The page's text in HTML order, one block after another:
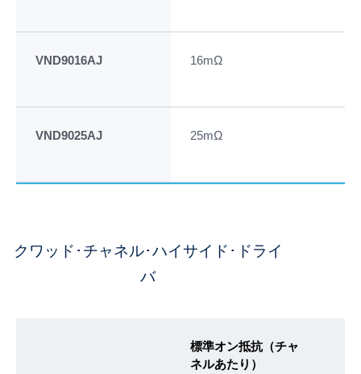
VND9016AJ 16mΩ
VND9025AJ 25mΩ
クワッド･チャネル･ハイサイド･ドライ
バ
標準オン抵抗（チャ
ネルあたり）